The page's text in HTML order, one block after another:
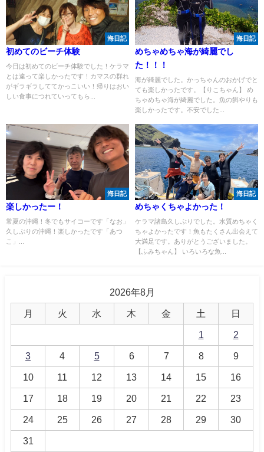
海日記
初めてのビーチ体験
今日は初めてのビーチ体験でした！ケラマ
とは違って楽しかったです！カマスの群れ
がギラギラしててかっこいい！帰りはおい
しい食事につれていってもら...
海日記
めちゃめちゃ海が綺麗でし
た！！！
海が綺麗でした。かっちゃんのおかげでと
ても楽しかったです。【りこちゃん】 め
ちゃめちゃ海が綺麗でした。魚の餌やりも
楽しかったです。不安でした...
海日記
楽しかったー！
常夏の沖縄！冬でもサイコーです「なお」
久しぶりの沖縄！楽しかったです「あつ
こ」...
海日記
めちゃくちゃよかった！
ケラマ諸島久しぶりでした。水質めちゃく
ちゃよかったです！魚もたくさん出会えて
大満足です。ありがとうございました。
【ふみちゃん】 いろいろな魚...
2026年8月
月 火 水 木 金 土 日
1 2
3 4 5 6 7 8 9
10 11 12 13 14 15 16
17 18 19 20 21 22 23
24 25 26 27 28 29 30
31